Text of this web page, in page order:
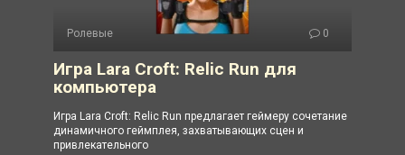
Ролевые 0
Игра Lara Croft: Relic Run для
компьютера
Игра Lara Croft: Relic Run предлагает геймеру сочетание
динамичного геймплея, захватывающих сцен и
привлекательного